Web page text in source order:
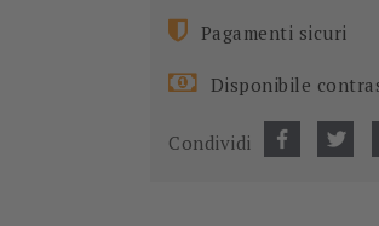
Pagamenti sicuri
Disponibile
Condividi